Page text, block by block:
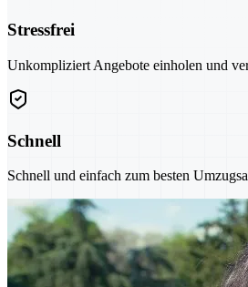
Stressfrei
Unkompliziert Angebote einholen und
Schnell
Schnell und einfach zum besten